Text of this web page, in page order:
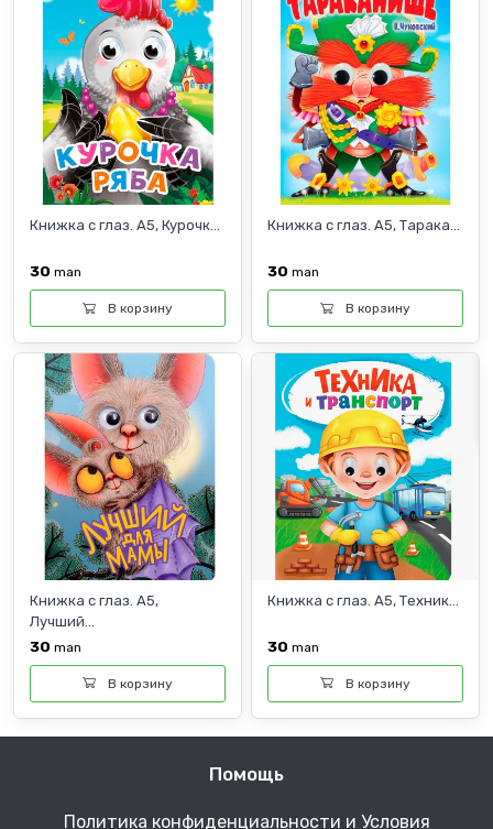
Книжка с глаз. А5, Курочк...
30 man
В корзину
Книжка с глаз. А5, Тарака...
30 man
В корзину
Книжка с глаз. А5,
Лучший...
30 man
В корзину
Книжка с глаз. А5, Техник...
30 man
В корзину
Помощь
Политика конфиденциальности и Условия